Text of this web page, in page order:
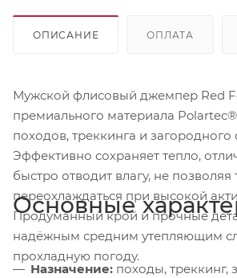
ОПИСАНИЕ ОПЛАТА
Мужской флисовый джемпер Red
премиального материала
походов, треккинга и загородного
Эффективно сохраняет тепло,
быстро отводит влагу, не позволяя
переохлаждаться при высокой
Продуманный крой и прочные
надёжным средним утепляющим
прохладную погоду.
Основные
Назначение: походы, треккинг,